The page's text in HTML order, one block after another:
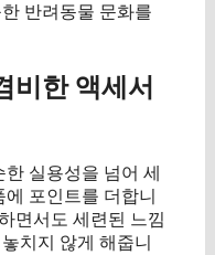
반려동물 문화를
비한 액세서
실용성을 넘어 세
포인트를 더합니
면서도 세련된 느낌
치지 않게 해줍니